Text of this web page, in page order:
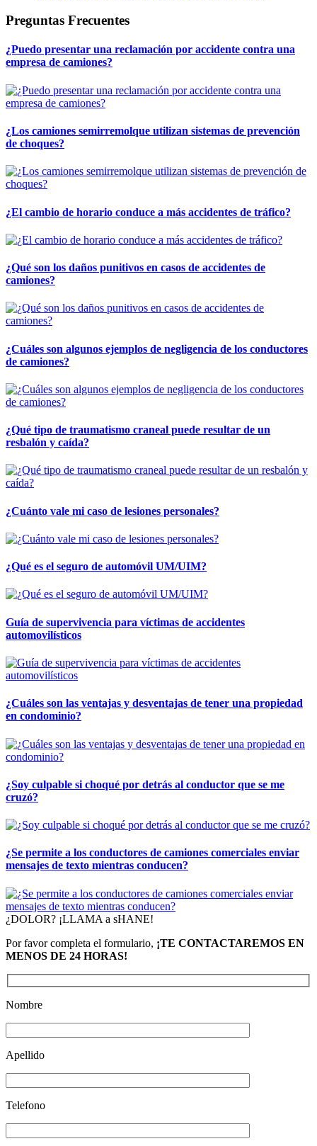
Preguntas Frecuentes
¿Puedo presentar una reclamación por accidente contra una
empresa de camiones?
¿Los camiones semirremolque utilizan sistemas de prevención
de choques?
¿El cambio de horario conduce a más accidentes de tráfico?
¿Qué son los daños punitivos en casos de accidentes de
camiones?
¿Cuáles son algunos ejemplos de negligencia de los conductores
de camiones?
¿Qué tipo de traumatismo craneal puede resultar de un
resbalón y caída?
¿Cuánto vale mi caso de lesiones personales?
¿Qué es el seguro de automóvil UM/UIM?
Guía de supervivencia para víctimas de accidentes
automovilísticos
¿Cuáles son las ventajas y desventajas de tener una propiedad
en condominio?
¿Soy culpable si choqué por detrás al conductor que se me
cruzó?
¿Se permite a los conductores de camiones comerciales enviar
mensajes de texto mientras conducen?
¿DOLOR? ¡LLAMA a sHANE!
Por favor completa el formulario, ¡TE CONTACTAREMOS EN
MENOS DE 24 HORAS!
Nombre
Apellido
Telefono